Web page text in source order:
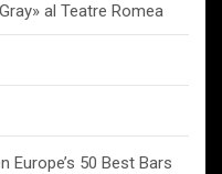
al Teatre Romea
Europe’s 50 Best Bars